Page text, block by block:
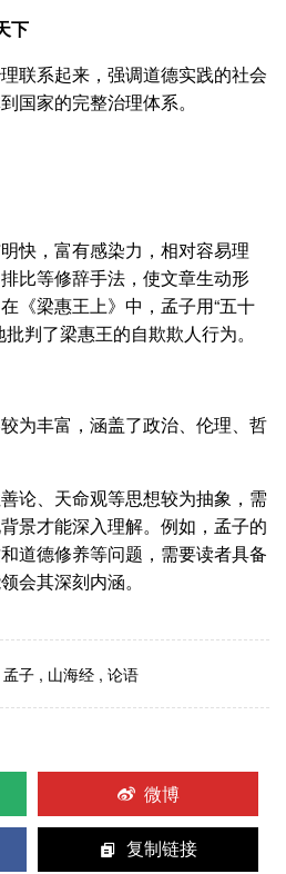
下
联系起来，强调道德实践的社会
国家的完整治理体系。
快，富有感染力，相对容易理
比等修辞手法，使文章生动形
《梁惠王上》中，孟子用“五十
判了梁惠王的自欺欺人行为。
为丰富，涵盖了政治、伦理、哲
论、天命观等思想较为抽象，需
景才能深入理解。例如，孟子的
道德修养等问题，需要读者具备
会其深刻内涵。
孟子 , 山海经 , 论语
微博
复制链接